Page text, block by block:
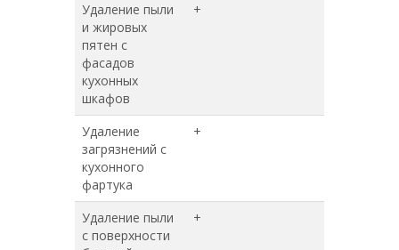
Удаление пыли
и жировых
пятен с
фасадов
кухонных
шкафов
+
Удаление
загрязнений с
кухонного
фартука
+
Удаление пыли
с поверхности
+